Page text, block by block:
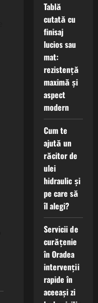
Tablă
cutată cu
finisaj
lucios sau
mat:
rezistență
maximă și
aspect
modern
Cum te
ajută un
răcitor de
ulei
hidraulic și
pe care să
îl alegi?
Servicii de
curățenie
în Oradea
intervenții
rapide în
aceeași zi